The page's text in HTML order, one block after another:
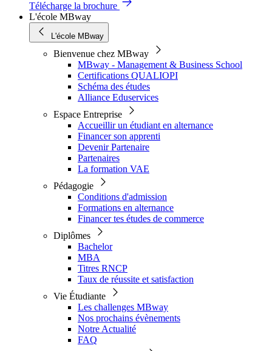
Télécharge la brochure
L'école MBway
L'école MBway
Bienvenue chez MBway
MBway - Management & Business School
Certifications QUALIOPI
Schéma des études
Alliance Eduservices
Espace Entreprise
Accueillir un étudiant en alternance
Financer son apprenti
Devenir Partenaire
Partenaires
La formation VAE
Pédagogie
Conditions d'admission
Formations en alternance
Financer tes études de commerce
Diplômes
Bachelor
MBA
Titres RNCP
Taux de réussite et satisfaction
Vie Étudiante
Les challenges MBway
Nos prochains évènements
Notre Actualité
FAQ